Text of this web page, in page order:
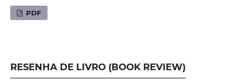
PDF
RESENHA DE LIVRO (BOOK REVIEW)